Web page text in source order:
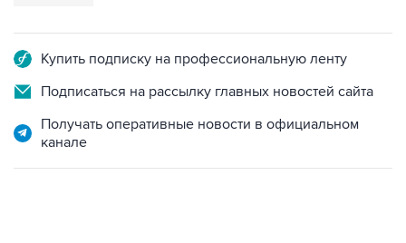
Подписаться на рассылку главных новостей сайта
Получать оперативные новости в официальном